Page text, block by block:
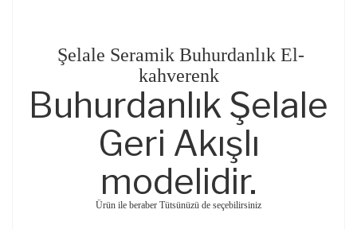
Şelale Seramik Buhurdanlık El-
kahverenk
Buhurdanlık Şelale
Geri Akışlı
modelidir.
Ürün ile beraber Tütsünüzü de seçebilirsiniz